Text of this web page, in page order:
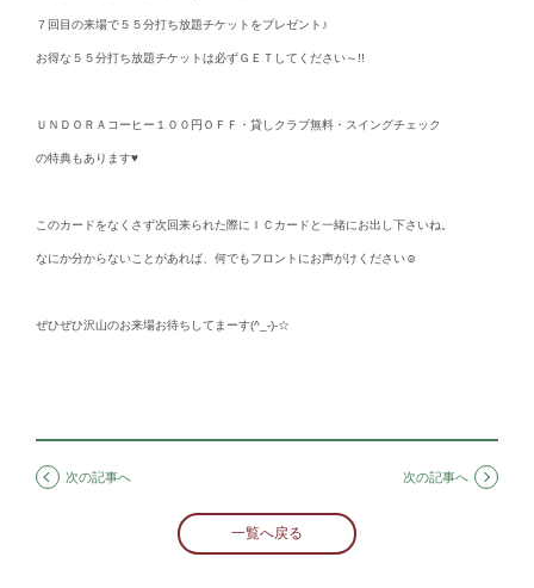
７回目の来場で５５分打ち放題チケットをプレゼント♪
お得な５５分打ち放題チケットは必ずＧＥＴしてください～!!
ＵＮＤＯＲＡコーヒー１００円ＯＦＦ・貸しクラブ無料・スイングチェック
の特典もあります♥
このカードをなくさず次回来られた際にＩＣカードと一緒にお出し下さいね。
なにか分からないことがあれば、何でもフロントにお声がけください☺
ぜひぜひ沢山のお来場お待ちしてまーす(^_-)-☆
次の記事へ
一覧へ戻る
次の記事へ